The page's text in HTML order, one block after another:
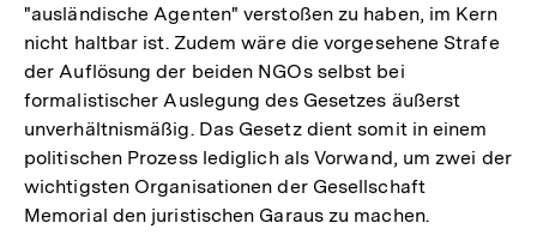
"ausländische Agenten" verstoßen zu haben, im Kern
nicht haltbar ist. Zudem wäre die vorgesehene Strafe
der Auflösung der beiden NGOs selbst bei
formalistischer Auslegung des Gesetzes äußerst
unverhältnismäßig. Das Gesetz dient somit in einem
politischen Prozess lediglich als Vorwand, um zwei der
wichtigsten Organisationen der Gesellschaft
Memorial den juristischen Garaus zu machen.